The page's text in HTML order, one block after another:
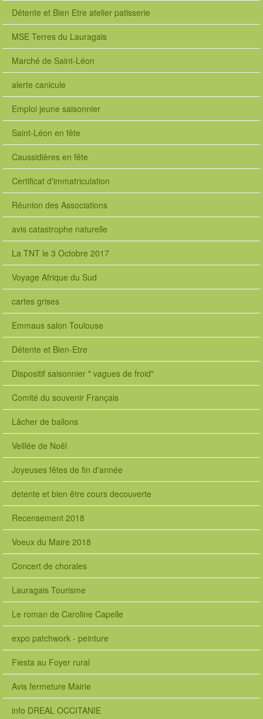
Détente et Bien Etre atelier patisserie
MSE Terres du Lauragais
Marché de Saint-Léon
alerte canicule
Emploi jeune saisonnier
Saint-Léon en fête
Caussidières en fête
Certificat d'immatriculation
Réunion des Associations
avis catastrophe naturelle
La TNT le 3 Octobre 2017
Voyage Afrique du Sud
cartes grises
Emmaus salon Toulouse
Détente et Bien-Etre
Dispositif saisonnier " vagues de froid"
Comité du souvenir Français
Lâcher de ballons
Veillée de Noêl
Joyeuses fêtes de fin d'année
detente et bien être cours decouverte
Recensement 2018
Voeux du Maire 2018
Concert de chorales
Lauragais Tourisme
Le roman de Caroline Capelle
expo patchwork - peinture
Fiesta au Foyer rural
Avis fermeture Mairie
info DREAL OCCITANIE